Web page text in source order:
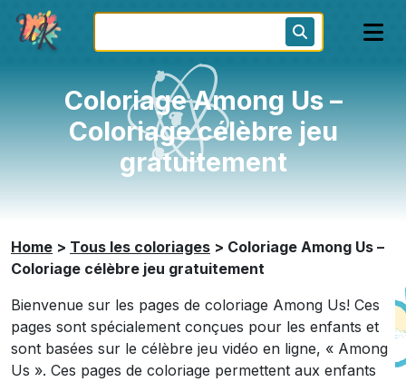
Coloriage Among Us –
Coloriage célèbre jeu
gratuitement
Home > Tous les coloriages > Coloriage Among Us –
Coloriage célèbre jeu gratuitement
Bienvenue sur les pages de coloriage Among Us! Ces
pages sont spécialement conçues pour les enfants et
sont basées sur le célèbre jeu vidéo en ligne, « Among
Us ». Ces pages de coloriage permettent aux enfants